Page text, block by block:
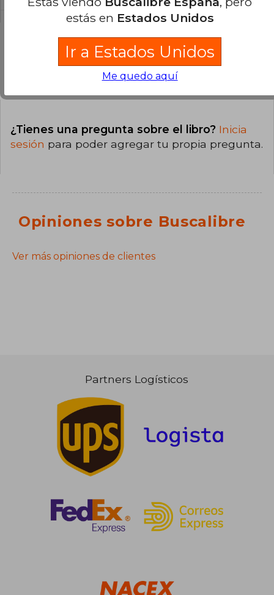
Preguntas y respuestas sobre el libro
¿Tienes una pregunta sobre el libro? Inicia
sesión para poder agregar tu propia pregunta.
Opiniones sobre Buscalibre
Ver más opiniones de clientes
Partners Logísticos
estás en Estados Unidos
Ir a Estados Unidos
Me quedo aquí